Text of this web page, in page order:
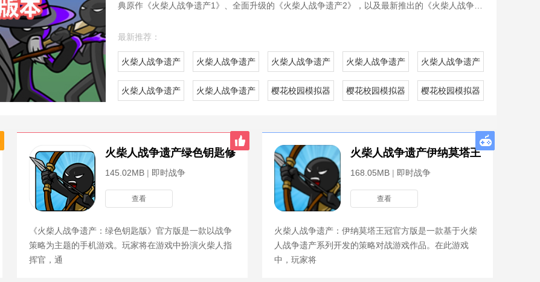
典原作《火柴人战争遗产1》、全面升级的《火柴人战争遗产2》，以及最新推出的《火柴人战争遗
乐体验。玩家可根据个人喜好，通过本页面找到并下载您偏好的版本，尽情享受这款经典游戏的独
最新推荐：
火柴人战争遗产世界大战最新版火柴人战争遗产绿色钥匙修改器官方版
火柴人战争遗产伊纳莫塔王冠火柴人战争遗产僵尸版官方版火柴人战争遗产银甲大帝版
火柴人战争遗产测试服火柴人战争遗产白骨皮肤模组官方版
樱花校园模拟器内测版樱花校园模拟器九游正版樱花校园模拟器联机正版
火柴人战争遗产绿色钥匙修改器官方版
145.02MB | 即时战争
查看
《火柴人战争遗产：绿色钥匙版》官方版是一款以战争
策略为主题的手机游戏。玩家将在游戏中扮演火柴人指
挥官，通
火柴人战争遗产伊纳莫塔王冠
168.05MB | 即时战争
查看
火柴人战争遗产：伊纳莫塔王冠官方版是一款基于火柴
人战争遗产系列开发的策略对战游戏作品。在此游戏
中，玩家将